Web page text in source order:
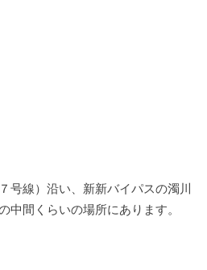
号線）沿い、新新バイパスの濁川
中間くらいの場所にあります。